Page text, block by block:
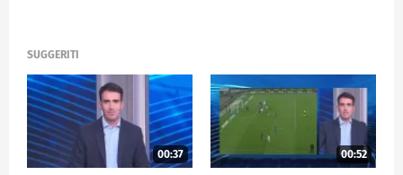
SUGGERITI
00:37 00:52